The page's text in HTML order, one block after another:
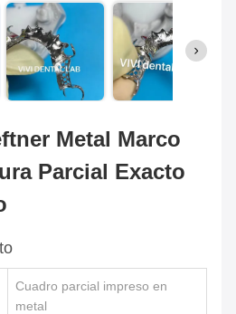
Metal Marco
Parcial Exacto
Cuadro parcial impreso en
metal